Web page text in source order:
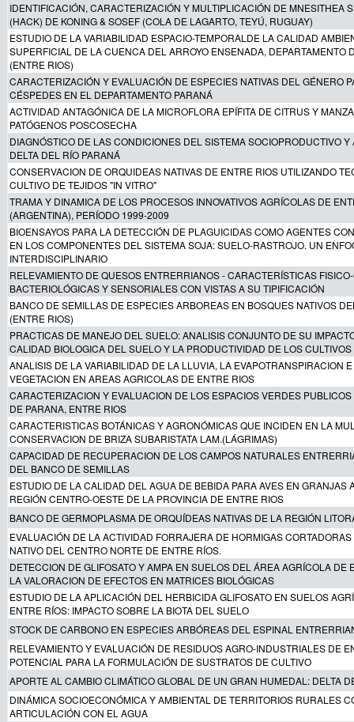
IDENTIFICACIÓN, CARACTERIZACIÓN Y MULTIPLICACIÓN DE MNESITHEA
(HACK) DE KONING & SOSEF (COLA DE LAGARTO, TEYÚ, RUGUAY)
ESTUDIO DE LA VARIABILIDAD ESPACIO-TEMPORALDE LA CALIDAD
SUPERFICIAL DE LA CUENCA DEL ARROYO ENSENADA, DEPARTAMENTO
(ENTRE RIOS)
CARACTERIZACIÓN Y EVALUACIÓN DE ESPECIES NATIVAS DEL GÉNERO
CÉSPEDES EN EL DEPARTAMENTO PARANÁ
ACTIVIDAD ANTAGÓNICA DE LA MICROFLORA EPÍFITA DE CITRUS Y
PATÓGENOS POSCOSECHA
DIAGNÓSTICO DE LAS CONDICIONES DEL SISTEMA SOCIOPRODUCTIVO Y
DELTA DEL RÍO PARANÁ
CONSERVACION DE ORQUIDEAS NATIVAS DE ENTRE RIOS UTILIZANDO
CULTIVO DE TEJIDOS "IN VITRO"
TRAMA Y DINAMICA DE LOS PROCESOS INNOVATIVOS AGRÍCOLAS DE
(ARGENTINA), PERÍODO 1999-2009
BIOENSAYOS PARA LA DETECCIÓN DE PLAGUICIDAS COMO AGENTES
EN LOS COMPONENTES DEL SISTEMA SOJA: SUELO-RASTROJO. UN
INTERDISCIPLINARIO
RELEVAMIENTO DE QUESOS ENTRERRIANOS - CARACTERÍSTICAS
BACTERIOLÓGICAS Y SENSORIALES CON VISTAS A SU TIPIFICACIÓN
BANCO DE SEMILLAS DE ESPECIES ARBOREAS EN BOSQUES NATIVOS
(ENTRE RIOS)
PRACTICAS DE MANEJO DEL SUELO: ANALISIS CONJUNTO DE SU
CALIDAD BIOLOGICA DEL SUELO Y LA PRODUCTIVIDAD DE LOS CULTIVOS
ANALISIS DE LA VARIABILIDAD DE LA LLUVIA, LA EVAPOTRANSPIRACION
VEGETACION EN AREAS AGRICOLAS DE ENTRE RIOS
CARACTERIZACION Y EVALUACION DE LOS ESPACIOS VERDES
DE PARANA, ENTRE RIOS
CARACTERISTICAS BOTÁNICAS Y AGRONÓMICAS QUE INCIDEN EN LA
CONSERVACION DE BRIZA SUBARISTATA LAM.(LÁGRIMAS)
CAPACIDAD DE RECUPERACION DE LOS CAMPOS NATURALES
DEL BANCO DE SEMILLAS
ESTUDIO DE LA CALIDAD DEL AGUA DE BEBIDA PARA AVES EN GRANJAS
REGIÓN CENTRO-OESTE DE LA PROVINCIA DE ENTRE RIOS
BANCO DE GERMOPLASMA DE ORQUÍDEAS NATIVAS DE LA REGIÓN
EVALUACIÓN DE LA ACTIVIDAD FORRAJERA DE HORMIGAS
NATIVO DEL CENTRO NORTE DE ENTRE RÍOS.
DETECCION DE GLIFOSATO Y AMPA EN SUELOS DEL ÁREA AGRÍCOLA DE
LA VALORACION DE EFECTOS EN MATRICES BIOLÓGICAS
ESTUDIO DE LA APLICACIÓN DEL HERBICIDA GLIFOSATO EN SUELOS
ENTRE RÍOS: IMPACTO SOBRE LA BIOTA DEL SUELO
STOCK DE CARBONO EN ESPECIES ARBÓREAS DEL ESPINAL
RELEVAMIENTO Y EVALUACIÓN DE RESIDUOS AGRO-INDUSTRIALES DE
POTENCIAL PARA LA FORMULACIÓN DE SUSTRATOS DE CULTIVO
APORTE AL CAMBIO CLIMÁTICO GLOBAL DE UN GRAN HUMEDAL: DELTA
DINÁMICA SOCIOECONÓMICA Y AMBIENTAL DE TERRITORIOS RURALES
ARTICULACIÓN CON EL AGUA